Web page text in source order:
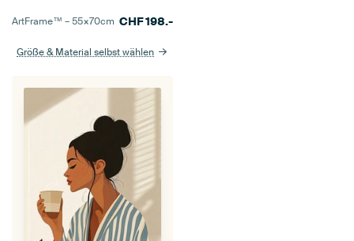
ArtFrame™ –55×70cm CHF198.-
Größe & Material selbst wählen